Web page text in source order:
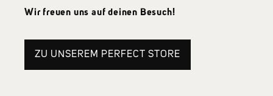
Wir freuen uns auf deinen Besuch!
ZU UNSEREM PERFECT STORE